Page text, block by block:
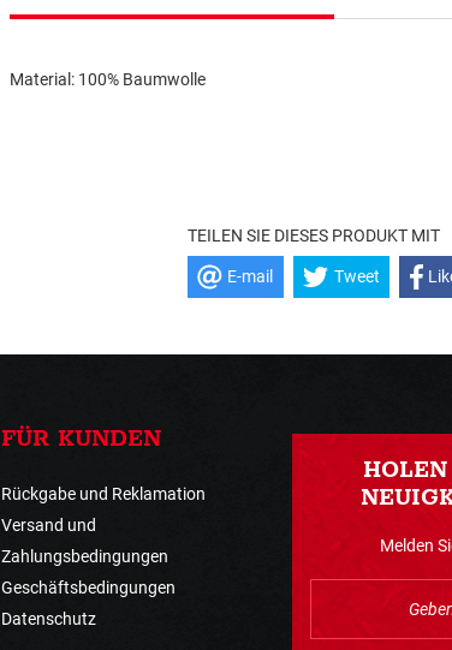
Material: 100% Baumwolle
TEILEN SIE DIESES PRODUKT MIT
E-mail Tweet
FÜR KUNDEN
Rückgabe und Reklamation
Versand und
Zahlungsbedingungen
Geschäftsbedingungen
Datenschutz
Melden